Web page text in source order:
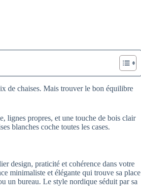
de chaises. Mais trouver le bon équilibre
lignes propres, et une touche de bois clair
blanches coche toutes les cases.
design, praticité et cohérence dans votre
minimaliste et élégante qui trouve sa place
un bureau. Le style nordique séduit par sa